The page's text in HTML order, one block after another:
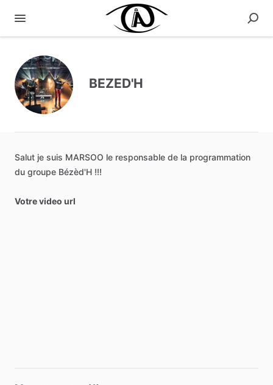
BEZED'H
Salut je suis MARSOO le responsable de la programmation
du groupe Bézèd'H !!!
Votre video url